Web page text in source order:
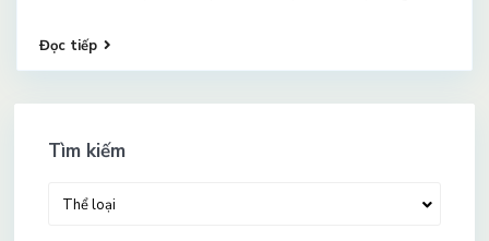
Đọc tiếp
Tìm kiếm
Thể loại